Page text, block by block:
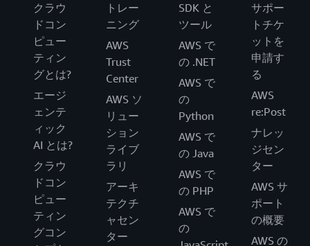
クラウ
ドコン
ピュー
ティン
グとは?
エージ
ェンテ
ィック
AI とは?
クラウ
ドコン
ピュー
ティン
グコン
トレー
ニング
AWS
Trust
Center
AWS ソ
リュー
ション
ライブ
ラリ
アーキ
テクチ
ャセン
ター
SDK と
ツール
AWS で
の .NET
AWS で
の
Python
AWS で
の Java
AWS で
の PHP
AWS で
の
サポー
トチケ
ットを
申請す
る
AWS
re:Post
ナレッ
ジセン
ター
AWS サ
ポート
の概要
AWS の